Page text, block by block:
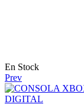
Disponibilidad:
En Stock
Prev